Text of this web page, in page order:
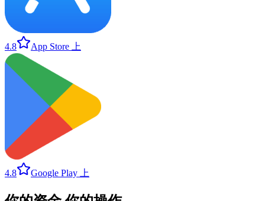
4.8 App Store 上
4.8 Google Play 上